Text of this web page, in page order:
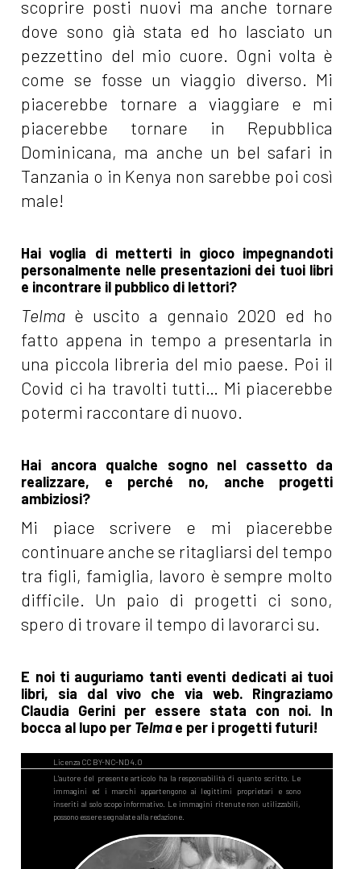
scoprire posti nuovi ma anche tornare
dove sono già stata ed ho lasciato un
pezzettino del mio cuore. Ogni volta è
come se fosse un viaggio diverso. Mi
piacerebbe tornare a viaggiare e mi
piacerebbe tornare in Repubblica
Dominicana, ma anche un bel safari in
Tanzania o in Kenya non sarebbe poi così
male!
Hai voglia di metterti in gioco impegnandoti
personalmente nelle presentazioni dei tuoi libri
e incontrare il pubblico di lettori?
Telma è uscito a gennaio 2020 ed ho
fatto appena in tempo a presentarla in
una piccola libreria del mio paese. Poi il
Covid ci ha travolti tutti… Mi piacerebbe
potermi raccontare di nuovo.
Hai ancora qualche sogno nel cassetto da
realizzare, e perché no, anche progetti
ambiziosi?
Mi piace scrivere e mi piacerebbe
continuare anche se ritagliarsi del tempo
tra figli, famiglia, lavoro è sempre molto
difficile. Un paio di progetti ci sono,
spero di trovare il tempo di lavorarci su.
E noi ti auguriamo tanti eventi dedicati ai tuoi
libri, sia dal vivo che via web. Ringraziamo
Claudia Gerini per essere stata con noi. In
bocca al lupo per Telmae per i progetti futuri!